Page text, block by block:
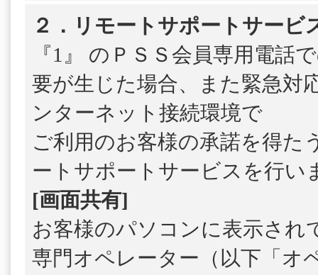
２．リモートサポートサービ
『1』 のＰＳＳ会員専用電話
要が生じた場合、また緊急対
ンターネット接続環境で
ご利用のお客様の承諾を得た
ートサポートサービスを行い
[画面共有]
お客様のパソコンに表示され
専門オペレーター（以下「オ